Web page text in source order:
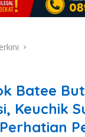
Batee
Keuchik